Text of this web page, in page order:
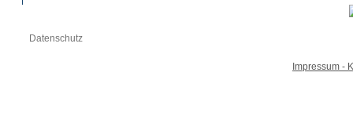
Datenschutz
Impressum -